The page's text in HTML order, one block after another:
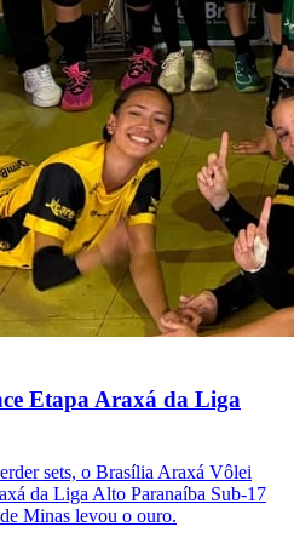
Etapa Araxá da Liga
sets, o Brasília Araxá Vôlei
da Liga Alto Paranaíba Sub-17
Minas levou o ouro.